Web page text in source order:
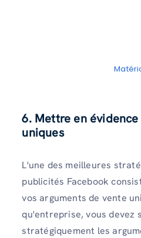
6. Mettre en
uniques
L'une des meilleures
publicités Facebook
vos arguments de vente
qu'entreprise, vous devez
stratégiquement les